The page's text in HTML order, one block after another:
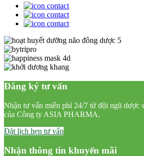
Đăng ký tư vấn
Nhận tư vấn miễn phí 24/7 từ đội ngũ dược
của Công ty ASIA PHARMA.
Đặt lịch hẹn tư vấn
Nhận thông tin khuyến mãi